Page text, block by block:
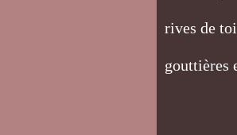
rives de
gouttières